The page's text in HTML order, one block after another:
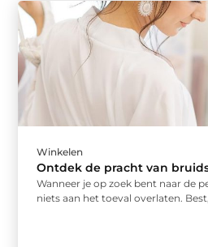
Winkelen
Ontdek de pracht van
Wanneer je op zoek bent naar de
niets aan het toeval overlaten.